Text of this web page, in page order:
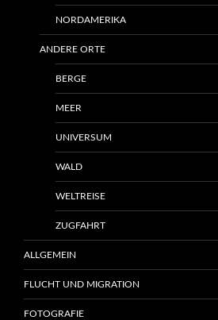
NORDAMERIKA
ANDERE ORTE
BERGE
MEER
UNIVERSUM
WALD
WELTREISE
ZUGFAHRT
ALLGEMEIN
FLUCHT UND MIGRATION
FOTOGRAFIE